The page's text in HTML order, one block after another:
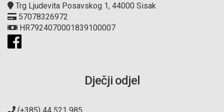
Trg Ljudevita Posavskog 1, 44000 Sisak
57078326972
HR7924070001839100007
Dječji odjel